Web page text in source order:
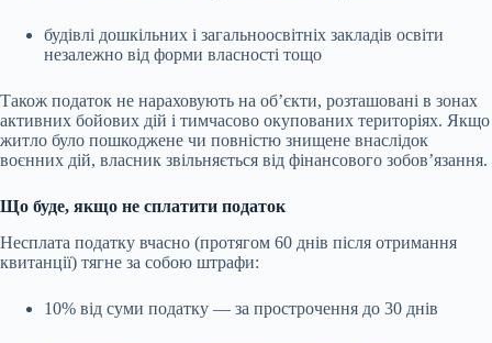
будівлі дошкільних і загальноосвітніх закладів освіти
незалежно від форми власності тощо
Також податок не нараховують на об’єкти, розташовані в зонах
активних бойових дій і тимчасово окупованих територіях. Якщо
житло було пошкоджене чи повністю знищене внаслідок
воєнних дій, власник звільняється від фінансового зобов’язання.
Що буде, якщо не сплатити податок
Несплата податку вчасно (протягом 60 днів після отримання
квитанції) тягне за собою штрафи:
10% від суми податку — за прострочення до 30 днів